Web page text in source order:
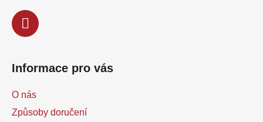
Informace pro vás
O nás
Způsoby doručení